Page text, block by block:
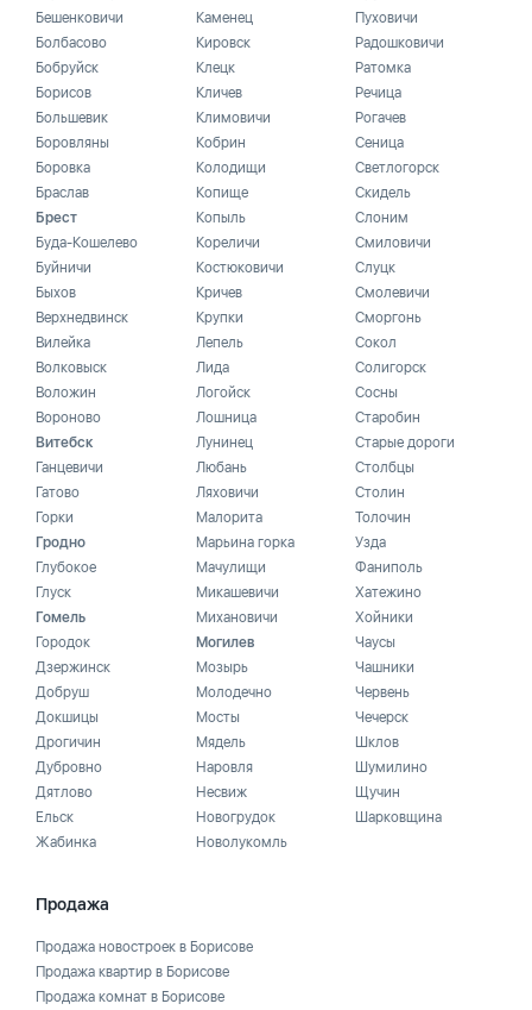
Бешенковичи
Болбасово
Бобруйск
Борисов
Большевик
Боровляны
Боровка
Браслав
Брест
Буда-Кошелево
Буйничи
Быхов
Верхнедвинск
Вилейка
Волковыск
Воложин
Вороново
Витебск
Ганцевичи
Гатово
Горки
Гродно
Глубокое
Глуск
Гомель
Городок
Дзержинск
Добруш
Докшицы
Дрогичин
Дубровно
Дятлово
Ельск
Жабинка
Каменец
Кировск
Клецк
Кличев
Климовичи
Кобрин
Колодищи
Копище
Копыль
Кореличи
Костюковичи
Кричев
Крупки
Лепель
Лида
Логойск
Лошница
Лунинец
Любань
Ляховичи
Малорита
Марьина горка
Мачулищи
Микашевичи
Михановичи
Могилев
Мозырь
Молодечно
Мосты
Мядель
Наровля
Несвиж
Новогрудок
Новолукомль
Пуховичи
Радошковичи
Ратомка
Речица
Рогачев
Сеница
Светлогорск
Скидель
Слоним
Смиловичи
Слуцк
Смолевичи
Сморгонь
Сокол
Солигорск
Сосны
Старобин
Старые дороги
Столбцы
Столин
Толочин
Узда
Фаниполь
Хатежино
Хойники
Чаусы
Чашники
Червень
Чечерск
Шклов
Шумилино
Щучин
Шарковщина
Продажа
Продажа новостроек в Борисове
Продажа квартир в Борисове
Продажа комнат в Борисове